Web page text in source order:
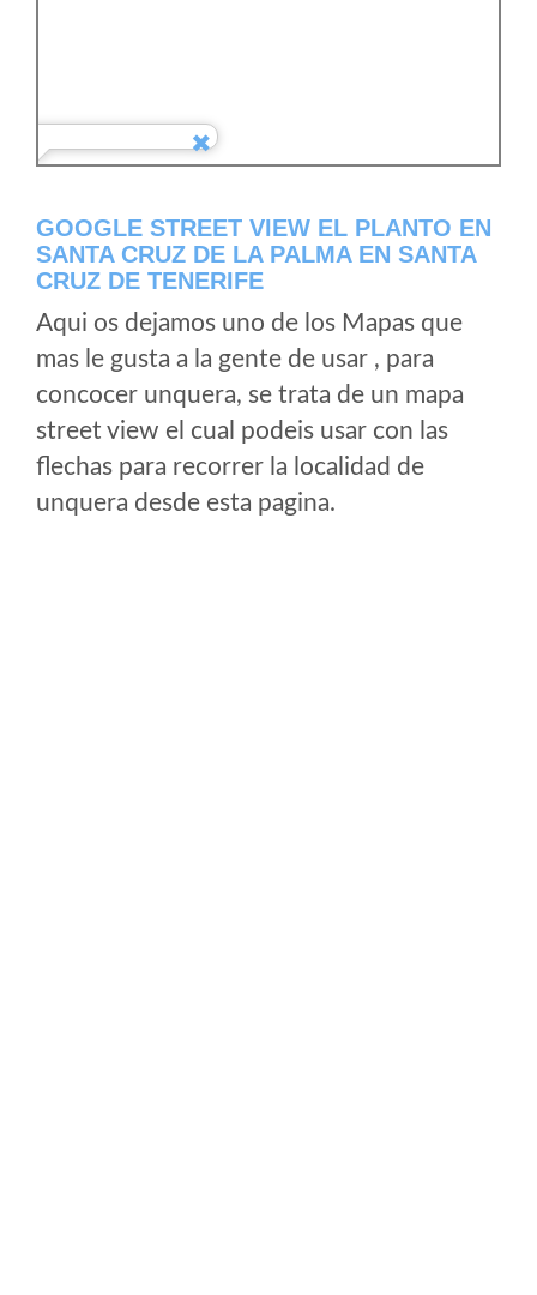
GOOGLE STREET VIEW EL PLANTO EN
SANTA CRUZ DE LA PALMA EN SANTA
CRUZ DE TENERIFE
Aqui os dejamos uno de los Mapas que
mas le gusta a la gente de usar , para
concocer unquera, se trata de un mapa
street view el cual podeis usar con las
flechas para recorrer la localidad de
unquera desde esta pagina.